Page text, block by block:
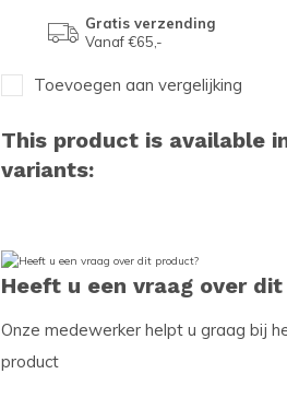
Gratis verzending
Vanaf €65,-
Toevoegen aan vergelijking
This product is available
variants:
Heeft u een vraag over
Onze medewerker helpt u graag bij
product